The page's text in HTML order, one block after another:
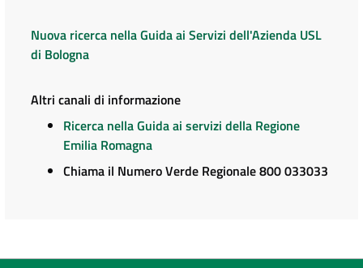
Nuova ricerca nella Guida ai Servizi dell'Azienda USL
di Bologna
Altri canali di informazione
Ricerca nella Guida ai servizi della Regione
Emilia Romagna
Chiama il Numero Verde Regionale 800 033033